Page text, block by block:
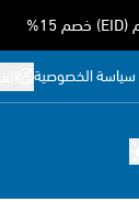
سياسة الخصوصية